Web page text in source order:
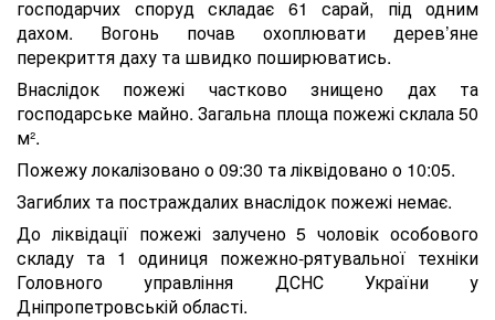
господарчих споруд складає 61 сарай, під одним
дахом. Вогонь почав охоплювати дерев’яне
перекриття даху та швидко поширюватись.
Внаслідок пожежі частково знищено дах та
господарське майно. Загальна площа пожежі склала 50
м².
Пожежу локалізовано о 09:30 та ліквідовано о 10:05.
Загиблих та постраждалих внаслідок пожежі немає.
До ліквідації пожежі залучено 5 чоловік особового
складу та 1 одиниця пожежно-рятувальної техніки
Головного управління ДСНС України у
Дніпропетровській області.